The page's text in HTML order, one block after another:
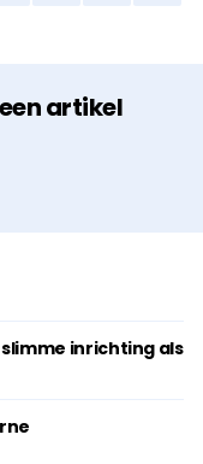
artikel
inrichting als